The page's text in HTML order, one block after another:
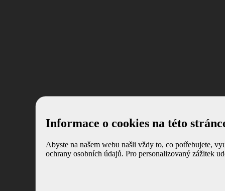
Informace o cookies na této
Abyste na našem webu našli vždy to, co potřebujete,
ochrany osobních údajů. Pro personalizovaný zážitek